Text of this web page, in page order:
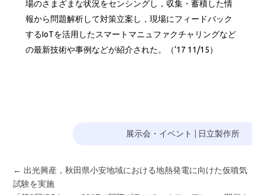
場のさまざまな状況をセンシングし，収集・蓄積した情
報から問題解析して対策立案し，現場にフィードバック
するIoTを活用したスマートマニュファクチャリングなど
の最新技術や事例などが紹介された。（’17 11/15）
展示会・イベント 日立製作所
← 出光興産，秋田県小安地域における地熱発電に向けた仮噴気
試験を実施